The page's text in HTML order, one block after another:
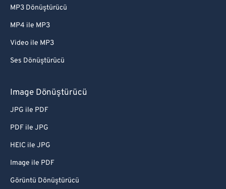
MP3 Dönüştürücü
MP4 ile MP3
Video ile MP3
Ses Dönüştürücü
Image Dönüştürücü
JPG ile PDF
PDF ile JPG
HEIC ile JPG
Image ile PDF
Görüntü Dönüştürücü